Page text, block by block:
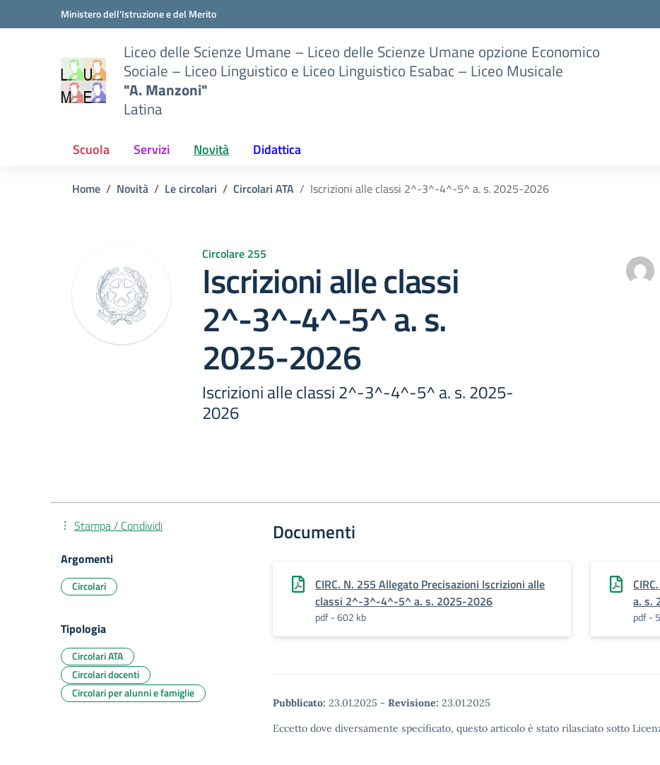
Vai ai contenuti
Vai al menu di navigazioneMinistero dell'Istruzione e del Merito
Liceo delle Scienze Umane – Liceo delle Scienze Umane opzione Economico
Sociale – Liceo Linguistico e Liceo Linguistico Esabac – Liceo Musicale
"A. Manzoni"
Latina
Scuola Servizi Novità Didattica
Home Novità Le circolari Circolari ATA Iscrizioni alle classi 2^-3^-4^-5^ a. s. 2025-2026
Circolare 255
Iscrizioni alle classi
2^-3^-4^-5^ a. s.
2025-2026
Iscrizioni alle classi 2^-3^-4^-5^ a. s. 2025-
2026
Documenti
CIRC. N. 255 Allegato Precisazioni Iscrizioni alle
classi 2^-3^-4^-5^ a. s. 2025-2026
pdf - 602 kb
a. s.
pdf -
Pubblicato: 23.01.2025 - Revisione: 23.01.2025
Eccetto dove diversamente specificato, questo articolo è stato rilasciato sotto
Stampa / Condividi
Argomenti
Circolari
Tipologia
Circolari ATA
Circolari docenti
Circolari per alunni e famiglie